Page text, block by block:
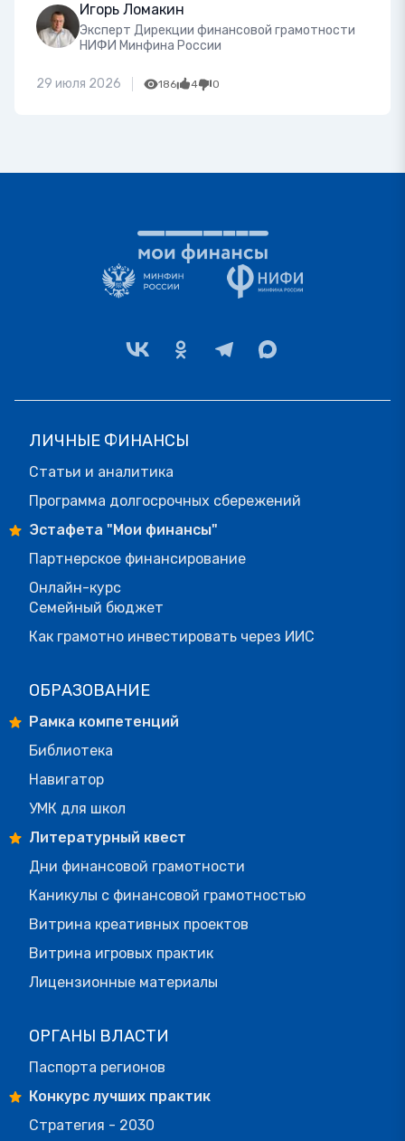
Игорь Ломакин
Эксперт Дирекции финансовой грамотности
НИФИ Минфина России
29 июля 2026 186 4 0
ЛИЧНЫЕ ФИНАНСЫ
Статьи и аналитика
Программа долгосрочных сбережений
Эстафета "Мои финансы"
Партнерское финансирование
Онлайн-курс
Семейный бюджет
Как грамотно инвестировать через ИИС
ОБРАЗОВАНИЕ
Рамка компетенций
Библиотека
Навигатор
УМК для школ
Литературный квест
Дни финансовой грамотности
Каникулы с финансовой грамотностью
Витрина креативных проектов
Витрина игровых практик
Лицензионные материалы
ОРГАНЫ ВЛАСТИ
Паспорта регионов
Конкурс лучших практик
Стратегия - 2030